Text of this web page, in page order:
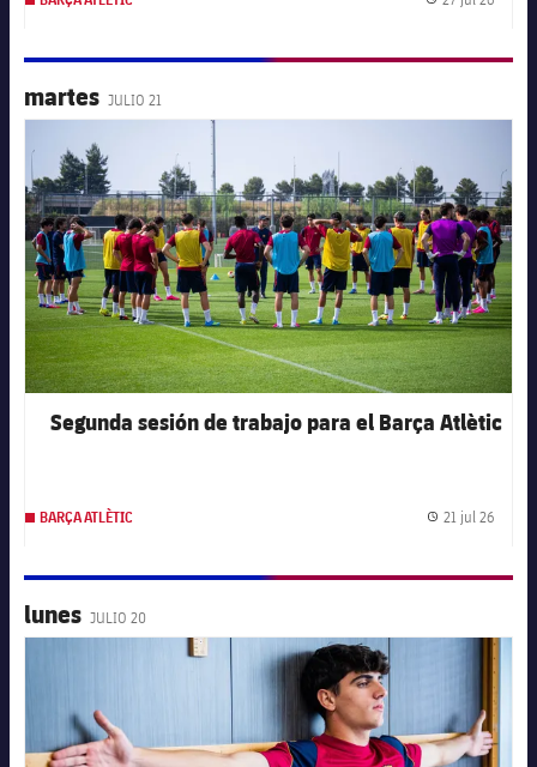
Fecha
martes JULIO 21
Segunda sesión de trabajo para el Barça Atlètic
BARÇA ATLÈTIC Fecha
21 jul 26
lunes JULIO 20
FC Barcelona club badge